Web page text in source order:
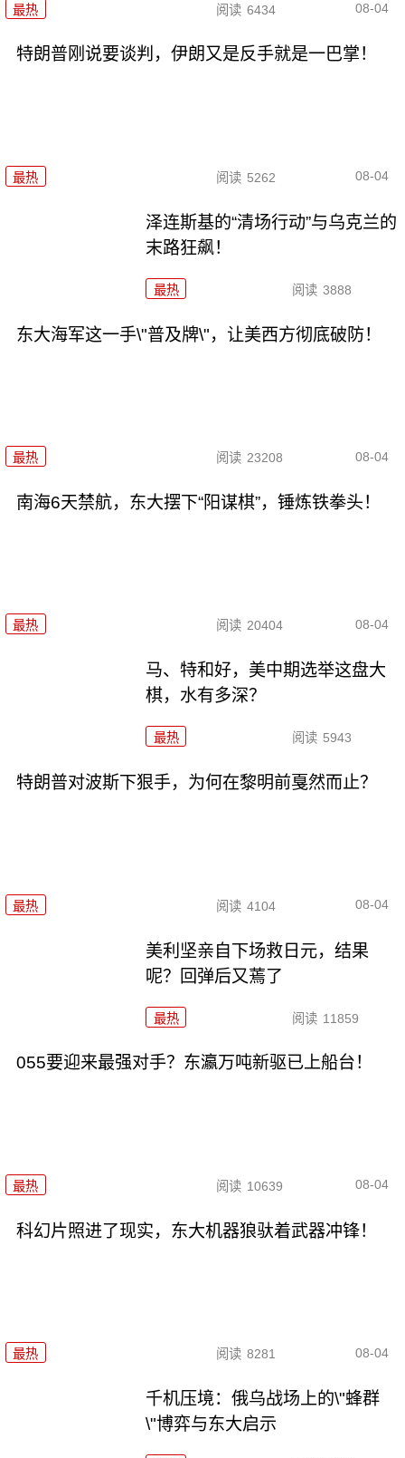
最热 阅读 6434 08-04
特朗普刚说要谈判，伊朗又是反手就是一巴掌！
最热 阅读 5262 08-04
泽连斯基的“清场行动”与乌克兰的
末路狂飙！
最热 阅读 3888
东大海军这一手\"普及牌\"，让美西方彻底破防！
最热 阅读 23208 08-04
南海6天禁航，东大摆下“阳谋棋”，锤炼铁拳头！
最热 阅读 20404 08-04
马、特和好，美中期选举这盘大
棋，水有多深？
最热 阅读 5943
特朗普对波斯下狠手，为何在黎明前戛然而止？
最热 阅读 4104 08-04
美利坚亲自下场救日元，结果
呢？回弹后又蔫了
最热 阅读 11859
055要迎来最强对手？东瀛万吨新驱已上船台！
最热 阅读 10639 08-04
科幻片照进了现实，东大机器狼驮着武器冲锋！
最热 阅读 8281 08-04
千机压境：俄乌战场上的\"蜂群
\"博弈与东大启示